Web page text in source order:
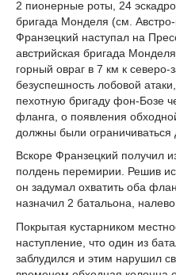
2 пионерные роты, 24
бригада Монделя (см. Австро-
Франзецкий наступал на
австрийская бригада
горный овраг в 7 км к
безуспешность лобовой
пехотную бригаду фон-Бозе
фланга, о появления
должны были ограничиваться
Вскоре Франзецкий получил
полдень перемирии. Решив
он задумал охватить оба
назначил 2 батальона,
Покрытая кустарником
наступление, что один из
заблудился и этим нарушил